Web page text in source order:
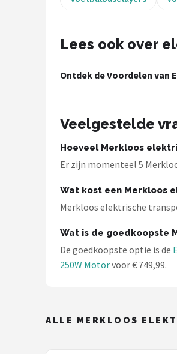
Lees ook over
Ontdek de Voordelen
Veelgestelde
Hoeveel Merkloos
Er zijn momenteel 5
Wat kost een Merkloos
Merkloos elektrische
Wat is de goedkoopste
De goedkoopste optie is de
250W Motorvoor € 749,99.
ALLE MERKLOOS